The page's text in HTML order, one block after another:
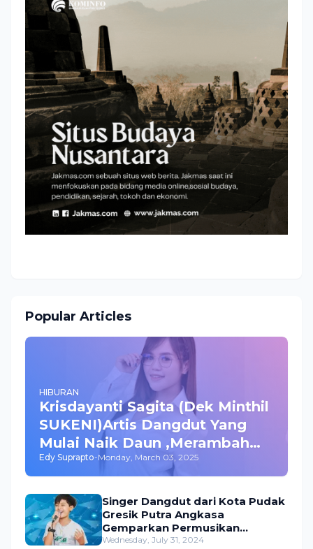
Popular Articles
HIBURAN
Krisdayanti Sagita (Dek Minthil
SUKENI)Artis Dangdut Yang
Mulai Naik Daun ,Merambah
Bisnis dan Akting
Edy Suprapto-Monday, March 03, 2025
Singer Dangdut dari Kota Pudak
Gresik Putra Angkasa
Gemparkan Permusikan
Dangdut Indonesia
Wednesday, July 31, 2024